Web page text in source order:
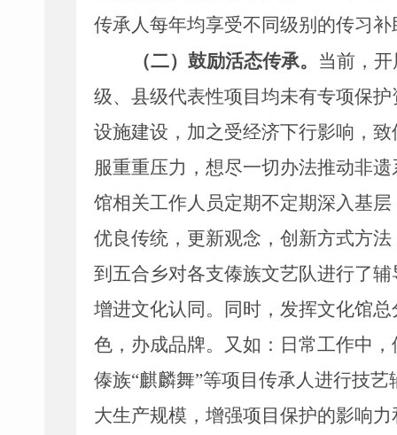
传承人每年均享受不同级别的传习补
（二）鼓励活态传承。 当前，
级、县级代表性项目均未有专项保护
设施建设，加之受经济下行影响，
服重重压力，想尽一切办法推动非
馆相关工作人员定期不定期深入基
优良传统，更新观念，创新方式方
到五合乡对各支傣族文艺队进行了
增进文化认同。同时，发挥文化馆
色，办成品牌。又如：日常工作中
傣族“麒麟舞”等项目传承人进行技
大生产规模，增强项目保护的影响